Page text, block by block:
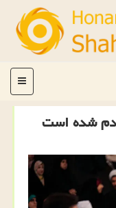
منو
شده است